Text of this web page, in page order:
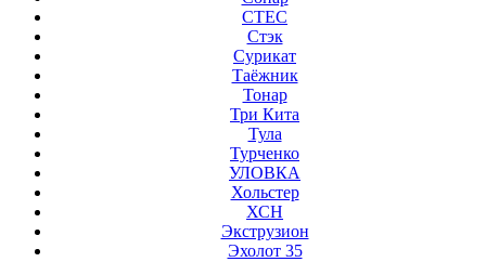
СТЕС
Стэк
Сурикат
Таёжник
Тонар
Три Кита
Тула
Турченко
УЛОВКА
Хольстер
ХСН
Экструзион
Эхолот 35